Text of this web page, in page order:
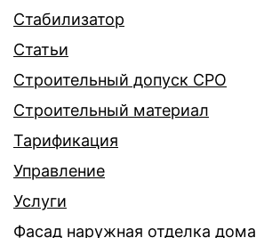
Стабилизатор
Статьи
Строительный допуск СРО
Строительный материал
Тарификация
Управление
Услуги
Фасад наружная отделка дома